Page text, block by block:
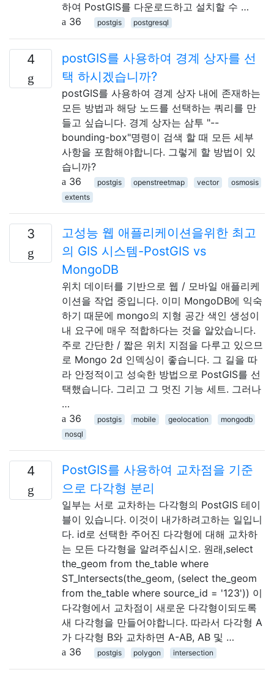
하여 PostGIS를 다운로드하고 설치할 수 …
36
postgis postgresql
4
postGIS를 사용하여 경계 상자를 선
택 하시겠습니까?
postGIS를 사용하여 경계 상자 내에 존재하는
모든 방법과 해당 노드를 선택하는 쿼리를 만
들고 싶습니다. 경계 상자는 삼투 "--
bounding-box"명령이 검색 할 때 모든 세부
사항을 포함해야합니다. 그렇게 할 방법이 있
습니까?
36
postgis openstreetmap vector
osmosis
extents
3
고성능 웹 애플리케이션을위한 최고
의 GIS 시스템-PostGIS vs
MongoDB
위치 데이터를 기반으로 웹 / 모바일 애플리케
이션을 작업 중입니다. 이미 MongoDB에 익숙
하기 때문에 mongo의 지형 공간 색인 생성이
내 요구에 매우 적합하다는 것을 알았습니다.
주로 간단한 / 짧은 위치 지점을 다루고 있으므
로 Mongo 2d 인덱싱이 좋습니다. 그 길을 따
라 안정적이고 성숙한 방법으로 PostGIS를 선
택했습니다. 그리고 그 멋진 기능 세트. 그러나
…
36
postgis mobile geolocation
mongodb
nosql
4
PostGIS를 사용하여 교차점을 기준
으로 다각형 분리
일부는 서로 교차하는 다각형의 PostGIS 테이
블이 있습니다. 이것이 내가하려고하는 일입니
다. id로 선택한 주어진 다각형에 대해 교차하
는 모든 다각형을 알려주십시오. 원래,select
the_geom from the_table where
ST_Intersects(the_geom, (select the_geom
from the_table where source_id = '123')) 이
다각형에서 교차점이 새로운 다각형이되도록
새 다각형을 만들어야합니다. 따라서 다각형 A
가 다각형 B와 교차하면 A-AB, AB 및 …
36
postgis polygon intersection